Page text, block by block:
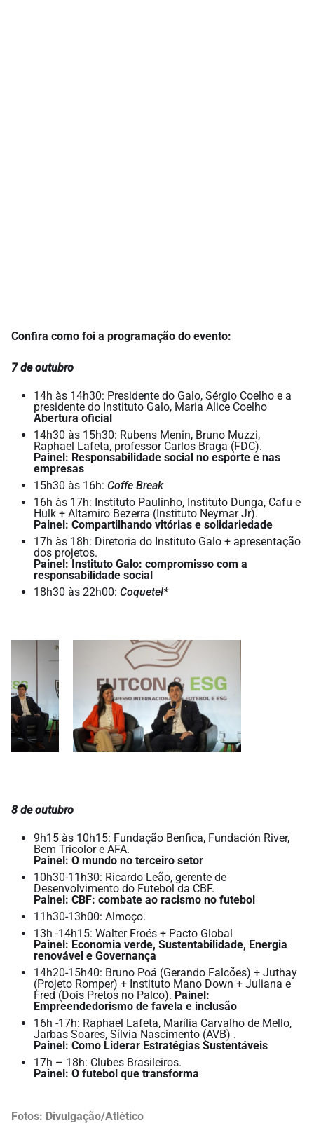
Confira como foi a programação do evento:
7 de outubro
14h às 14h30: Presidente do Galo, Sérgio Coelho e a
presidente do Instituto Galo, Maria Alice Coelho
Abertura oficial
14h30 às 15h30: Rubens Menin, Bruno Muzzi,
Raphael Lafeta, professor Carlos Braga (FDC).
Painel: Responsabilidade social no esporte e nas
empresas
15h30 às 16h: Coffe Break
16h às 17h: Instituto Paulinho, Instituto Dunga, Cafu e
Hulk + Altamiro Bezerra (Instituto Neymar Jr).
Painel: Compartilhando vitórias e solidariedade
17h às 18h: Diretoria do Instituto Galo + apresentação
dos projetos.
Painel: Instituto Galo: compromisso com a
responsabilidade social
18h30 às 22h00: Coquetel*
8 de outubro
9h15 às 10h15: Fundação Benfica, Fundación River,
Bem Tricolor e AFA.
Painel: O mundo no terceiro setor
10h30-11h30: Ricardo Leão, gerente de
Desenvolvimento do Futebol da CBF.
Painel: CBF: combate ao racismo no futebol
11h30-13h00: Almoço.
13h -14h15: Walter Froés + Pacto Global
Painel: Economia verde, Sustentabilidade, Energia
renovável e Governança
14h20-15h40: Bruno Poá (Gerando Falcões) + Juthay
(Projeto Romper) + Instituto Mano Down + Juliana e
Fred (Dois Pretos no Palco). Painel:
Empreendedorismo de favela e inclusão
16h -17h: Raphael Lafeta, Marília Carvalho de Mello,
Jarbas Soares, Sílvia Nascimento (AVB) .
Painel: Como Liderar Estratégias Sustentáveis
17h – 18h: Clubes Brasileiros.
Painel: O futebol que transforma
Fotos: Divulgação/Atlético